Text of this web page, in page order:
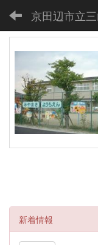
京田辺市立
新着情報